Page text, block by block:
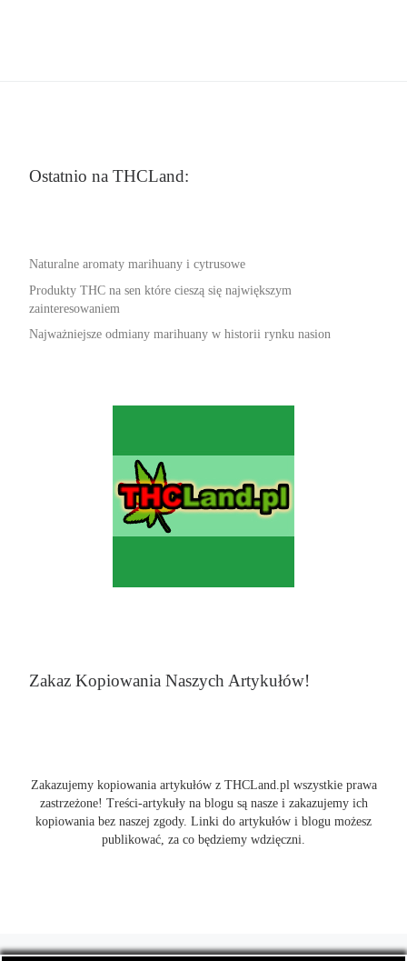
Ostatnio na THCLand:
Naturalne aromaty marihuany i cytrusowe
Produkty THC na sen które cieszą się największym
zainteresowaniem
Najważniejsze odmiany marihuany w historii rynku nasion
Zakaz Kopiowania Naszych Artykułów!
Zakazujemy kopiowania artykułów z THCLand.pl wszystkie prawa
zastrzeżone! Treści-artykuły na blogu są nasze i zakazujemy ich
kopiowania bez naszej zgody. Linki do artykułów i blogu możesz
publikować, za co będziemy wdzięczni.